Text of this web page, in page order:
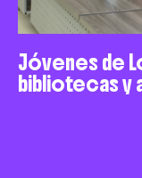
Jóvenes de
bibliotecas y